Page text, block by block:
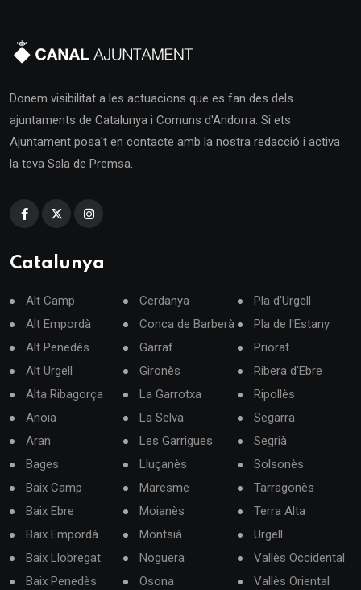
Donem visibilitat a les actuacions que es fan des dels
ajuntaments de Catalunya i Comuns d'Andorra. Si ets
Ajuntament posa't en contacte amb la nostra redacció i activa
la teva Sala de Premsa.
Catalunya
Alt Camp
Alt Empordà
Alt Penedès
Alt Urgell
Alta Ribagorça
Anoia
Aran
Bages
Baix Camp
Baix Ebre
Baix Empordà
Baix Llobregat
Baix Penedès
Cerdanya
Conca de Barberà
Garraf
Gironès
La Garrotxa
La Selva
Les Garrigues
Lluçanès
Maresme
Moianès
Montsià
Noguera
Osona
Pla d'Urgell
Pla de l'Estany
Priorat
Ribera d'Ebre
Ripollès
Segarra
Segrià
Solsonès
Tarragonès
Terra Alta
Urgell
Vallès Occidental
Vallès Oriental